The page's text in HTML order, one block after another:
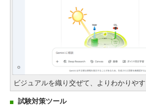
ビジュアルを織り交ぜて、よりわかりや
試験対策ツール